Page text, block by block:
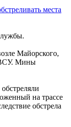
места
Майорского,
ВСУ. Мины
на трассе
обстрела